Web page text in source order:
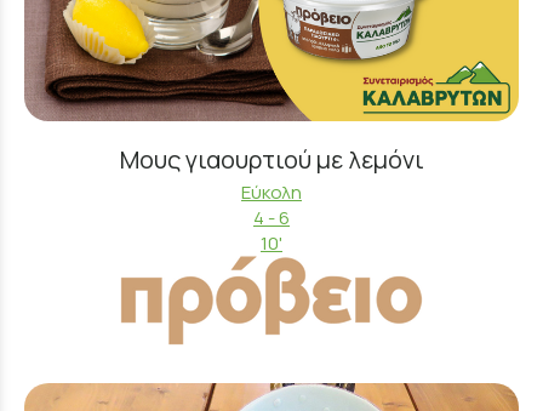
Μους γιαουρτιού με λεμόνι
Εύκολη
4 - 6
10'